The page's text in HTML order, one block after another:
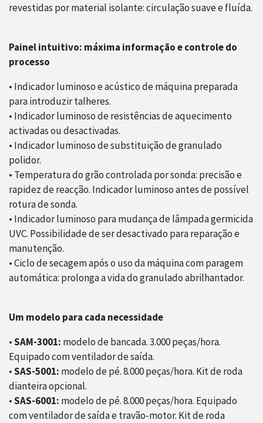
revestidas por material isolante: circulação suave e fluída.
Painel intuitivo: máxima informação e controle do
processo
• Indicador luminoso e acústico de máquina preparada
para introduzir talheres.
• Indicador luminoso de resistências de aquecimento
activadas ou desactivadas.
• Indicador luminoso de substituição de granulado
polidor.
• Temperatura do grão controlada por sonda: precisão e
rapidez de reacção. Indicador luminoso antes de possível
rotura de sonda.
• Indicador luminoso para mudança de lâmpada germicida
UVC. Possibilidade de ser desactivado para reparação e
manutenção.
• Ciclo de secagem após o uso da máquina com paragem
automática: prolonga a vida do granulado abrilhantador.
Um modelo para cada necessidade
•SAM-3001: modelo de bancada. 3.000 peças/hora.
Equipado com ventilador de saída.
•SAS-5001: modelo de pé. 8.000 peças/hora. Kit de roda
dianteira opcional.
•SAS-6001: modelo de pé. 8.000 peças/hora. Equipado
com ventilador de saída e travão-motor. Kit de roda